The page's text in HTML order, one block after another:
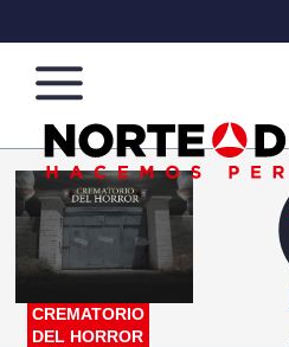
Norte
de
Ciudad
Más
que
noticias,
hacemos periodismo
CREMATORIO
DEL HORROR